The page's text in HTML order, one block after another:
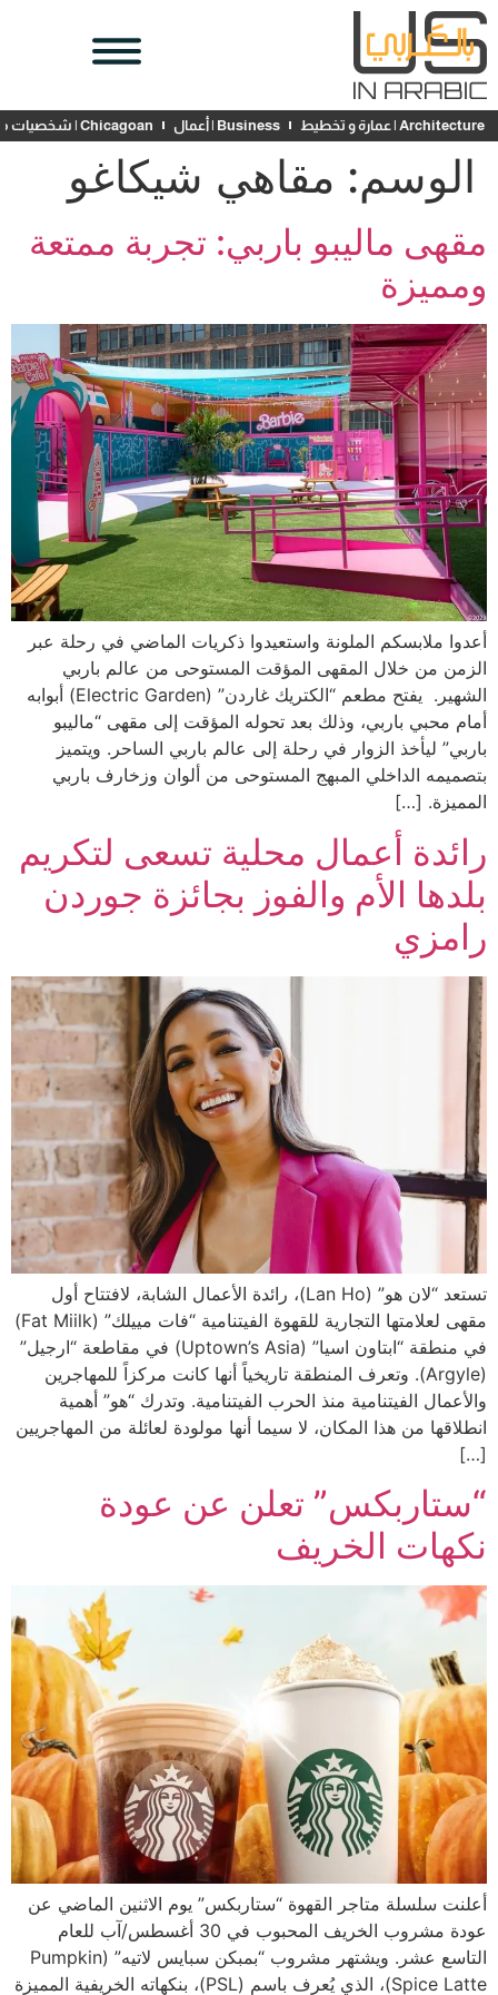
Architecture | عمارة و تخطيط Business | أعمال Chicagoan | شخصيات محلية
الوسم: مقاهي شيكاغو
مقهى ماليبو باربي: تجربة ممتعة
ومميزة
أعدوا ملابسكم الملونة واستعيدوا ذكريات الماضي في رحلة عبر
الزمن من خلال المقهى المؤقت المستوحى من عالم باربي
الشهير. يفتح مطعم “الكتريك غاردن” (Electric Garden) أبوابه
أمام محبي باربي، وذلك بعد تحوله المؤقت إلى مقهى “ماليبو
باربي” ليأخذ الزوار في رحلة إلى عالم باربي الساحر. ويتميز
بتصميمه الداخلي المبهج المستوحى من ألوان وزخارف باربي
المميزة. […]
رائدة أعمال محلية تسعى لتكريم
بلدها الأم والفوز بجائزة جوردن
رامزي
تستعد “لان هو” (Lan Ho)، رائدة الأعمال الشابة، لافتتاح أول
مقهى لعلامتها التجارية للقهوة الفيتنامية “فات مييلك” (Fat Miilk)
في منطقة “ابتاون اسيا” (Uptown’s Asia) في مقاطعة “ارجيل”
(Argyle). وتعرف المنطقة تاريخياً أنها كانت مركزاً للمهاجرين
والأعمال الفيتنامية منذ الحرب الفيتنامية. وتدرك “هو” أهمية
انطلاقها من هذا المكان، لا سيما أنها مولودة لعائلة من المهاجريين
[…]
“ستاربكس” تعلن عن عودة
نكهات الخريف
أعلنت سلسلة متاجر القهوة “ستاربكس” يوم الاثنين الماضي عن
عودة مشروب الخريف المحبوب في 30 أغسطس/آب للعام
التاسع عشر. ويشتهر مشروب “بمبكن سبايس لاتيه” (Pumpkin
Spice Latte)، الذي يُعرف باسم (PSL)، بنكهاته الخريفية المميزة